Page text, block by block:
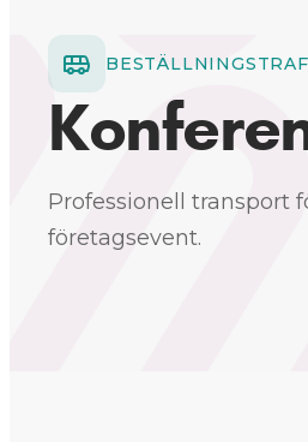
Professionell transport
företagsevent.